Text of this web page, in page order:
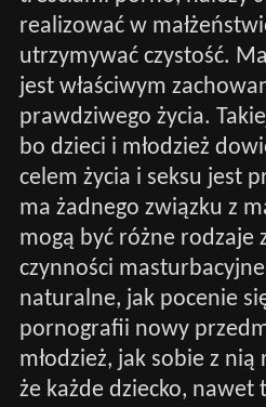
realizować w
utrzymywać czystość.
jest właściwym
prawdziwego życia.
bo dzieci i młodzież
celem życia i seksu jest
ma żadnego związku z
mogą być różne rodzaje
czynności
naturalne, jak pocenie
pornografii nowy
młodzież, jak sobie z nią
że każde dziecko, nawet